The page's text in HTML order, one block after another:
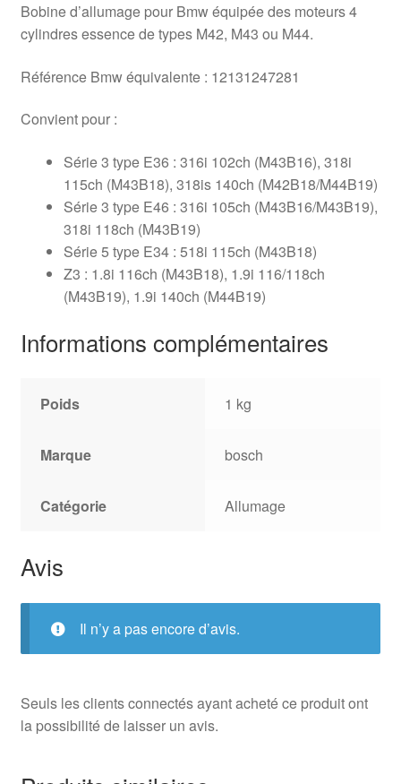
Bobine d’allumage pour Bmw équipée des moteurs 4
cylindres essence de types M42, M43 ou M44.
Référence Bmw équivalente : 12131247281
Convient pour :
Série 3 type E36 : 316i 102ch (M43B16), 318i
115ch (M43B18), 318is 140ch (M42B18/M44B19)
Série 3 type E46 : 316i 105ch (M43B16/M43B19),
318i 118ch (M43B19)
Série 5 type E34 : 518i 115ch (M43B18)
Z3 : 1.8i 116ch (M43B18), 1.9i 116/118ch
(M43B19), 1.9i 140ch (M44B19)
Informations complémentaires
Poids 1 kg
Marque bosch
Catégorie Allumage
Avis
Il n’y a pas encore d’avis.
Seuls les clients connectés ayant acheté ce produit ont
la possibilité de laisser un avis.